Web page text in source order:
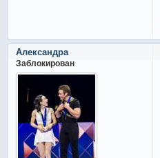
Александра
Заблокирован